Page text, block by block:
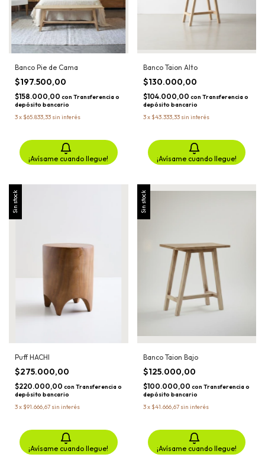
Banco Pie de Cama
$197.500,00
$158.000,00 con Transferencia o
depósito bancario
3x $65.833,33 sin interés
¡Avísame cuando llegue!
Banco Taion Alto
$130.000,00
$104.000,00 con Transferencia o
depósito bancario
3x $43.333,33 sin interés
¡Avísame cuando llegue!
Sin stock
Puff HACHI
$275.000,00
$220.000,00 con Transferencia o
depósito bancario
3x $91.666,67 sin interés
¡Avísame cuando llegue!
Sin stock
Banco Taion Bajo
$125.000,00
$100.000,00 con Transferencia o
depósito bancario
3x $41.666,67 sin interés
¡Avísame cuando llegue!